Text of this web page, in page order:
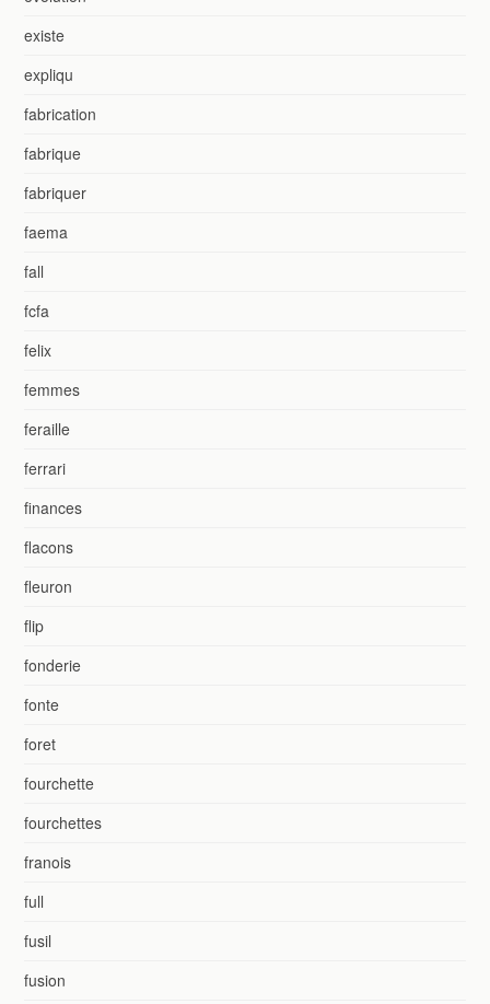
existe
expliqu
fabrication
fabrique
fabriquer
faema
fall
fcfa
felix
femmes
feraille
ferrari
finances
flacons
fleuron
flip
fonderie
fonte
foret
fourchette
fourchettes
franois
full
fusil
fusion